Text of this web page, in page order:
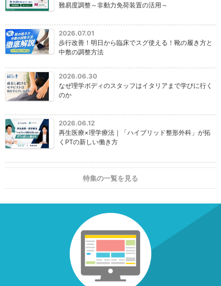
難易度調整～非動力免荷装置の活用～
2026.07.01
歩行改善！明日から臨床でスグ使える！靴の履き方と
中敷の調整方法
2026.06.30
なぜ理学ボディのスタッフはイタリアまで学びに行く
のか
2026.06.12
再生医療×理学療法｜「ハイブリッド整形外科」が拓
くPTの新しい働き方
特集の一覧を見る